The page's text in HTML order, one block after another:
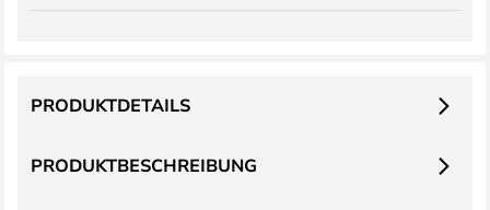
PRODUKTBESCHREIBUNG
PRODUKTDETAILS